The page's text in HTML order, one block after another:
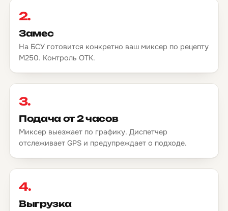
2.
Замес
На БСУ готовится конкретно ваш миксер по рецепту
М250. Контроль ОТК.
3.
Подача от 2 часов
Миксер выезжает по графику. Диспетчер
отслеживает GPS и предупреждает о подходе.
4.
Выгрузка